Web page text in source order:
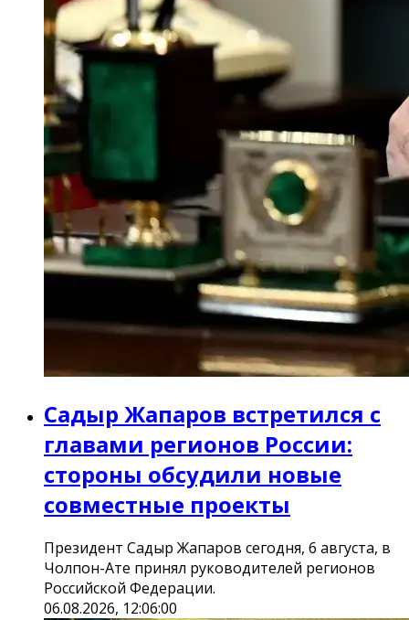
Садыр Жапаров встретился с
главами регионов России:
стороны обсудили новые
совместные проекты
Президент Садыр Жапаров сегодня, 6 августа, в
Чолпон-Ате принял руководителей регионов
Российской Федерации.
06.08.2026, 12:06:00